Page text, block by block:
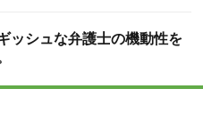
ッシュな弁護士の機動性を